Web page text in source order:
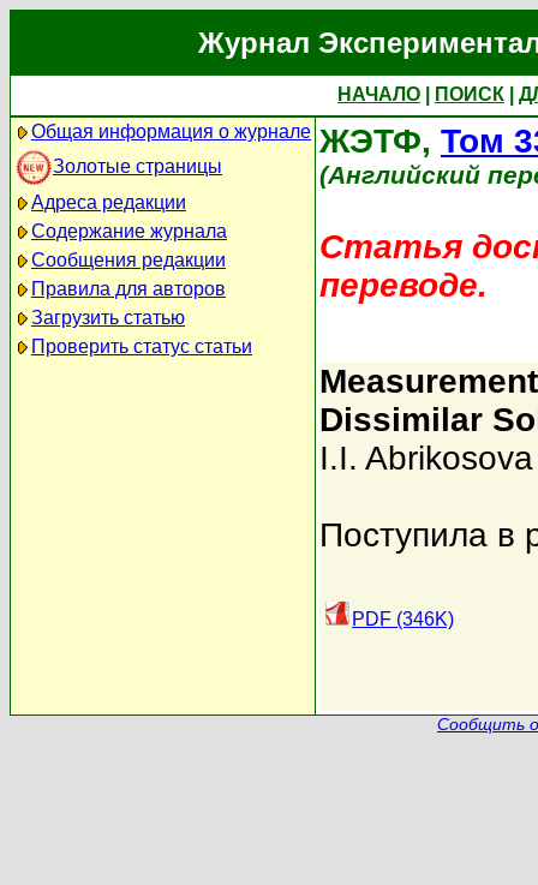
Журнал
НАЧАЛО ПОИСК
Общая информация о журнале
Золотые страницы
Адреса редакции
Содержание журнала
Сообщения редакции
Правила для авторов
Загрузить статью
Проверить статус статьи
ЖЭТФ, Том
(Английский
Статья
переводе.
Dissimilar
I.I. Abrikosova
Поступила в
PDF (346K)
Сообщить о